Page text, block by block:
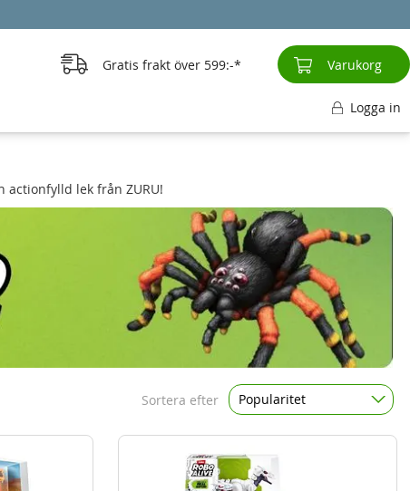
actionfylld lek från ZURU!
Sortera efter Popularitet
Gratis frakt över 599:- Varukorg
Logga in